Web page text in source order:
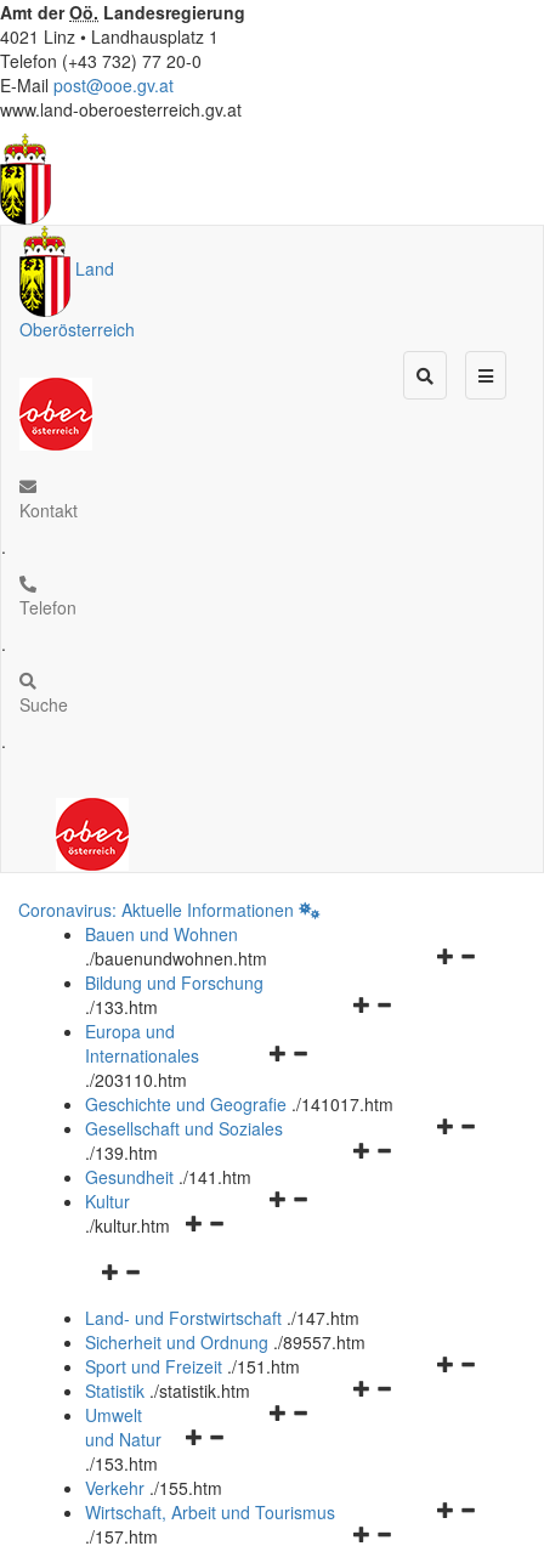
Amt derOö. Landesregierung
4021 Linz • Landhausplatz 1
Telefon (+43 732) 77 20-0
E-Mail post@ooe.gv.at
www.land-oberoesterreich.gv.at
Land
Oberösterreich
Kontakt
.
Telefon
.
Suche
.
Coronavirus: Aktuelle Informationen
Bauen und Wohnen
./bauenundwohnen.htm
Navigationsmenü
Bildung und Forschung
./133.htm
Navigationsmenü
und
schließen
Europa und
Internationales
./203110.htm
Geschichte und Geografie ./141017.htm
Navigationsmenü
Gesellschaft und Soziales
./139.htm
Navigationsmenü
Gesundheit ./141.htm
Navigationsmenü
Kultur
./kultur.htm
Navigationsmenü
und
schließen
Land- und Forstwirtschaft ./147.htm
Sicherheit und Ordnung ./89557.htm
Navigationsmenü
Sport und Freizeit ./151.htm
Navigationsmenü
Statistik ./statistik.htm
Navigationsmenü
und
schließen
Umwelt
und Natur
./153.htm
Verkehr ./155.htm
Navigationsmenü
Wirtschaft, Arbeit und Tourismus
./157.htm